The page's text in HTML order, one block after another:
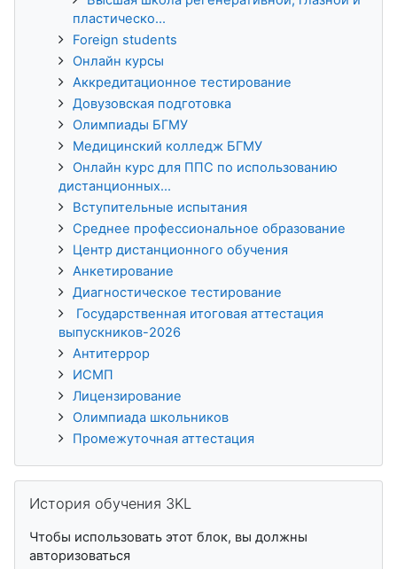
пластическо...
Foreign students
Онлайн курсы
Аккредитационное тестирование
Довузовская подготовка
Олимпиады БГМУ
Медицинский колледж БГМУ
Онлайн курс для ППС по использованию
дистанционных...
Вступительные испытания
Среднее профессиональное образование
Центр дистанционного обучения
Анкетирование
Диагностическое тестирование
Государственная итоговая аттестация
выпускников-2026
Антитеррор
ИСМП
Лицензирование
Олимпиада школьников
Промежуточная аттестация
История обучения 3KL
Чтобы использовать этот блок, вы должны
авторизоваться